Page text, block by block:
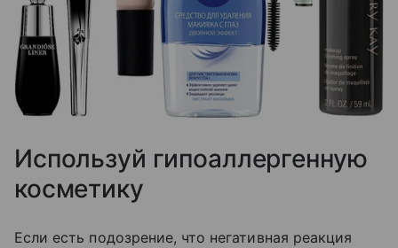
Используй гипоаллергенную
косметику
Если есть подозрение, что негативная реакция